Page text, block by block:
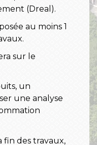
(Dreal).
au moins 1
sur le
un
une analyse
fin des travaux,